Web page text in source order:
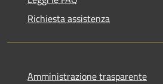
Richiesta assistenza
Amministrazione trasparente